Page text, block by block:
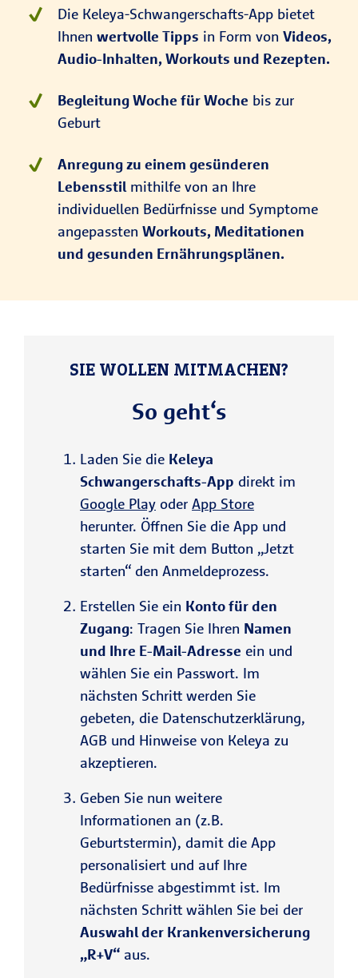
Die Keleya-Schwangerschafts-App bietet
Ihnen wertvolle Tipps in Form von Videos,
Audio-Inhalten, Workouts und Rezepten.
Begleitung Woche für Woche bis zur
Geburt
Anregung zu einem gesünderen
Lebensstilmithilfe von an Ihre
individuellen Bedürfnisse und Symptome
angepassten Workouts, Meditationen
und gesunden Ernährungsplänen.
SIE WOLLEN MITMACHEN?
So geht‘s
Laden Sie die Keleya
Schwangerschafts-App direkt im
Google Play oder App Store
herunter. Öffnen Sie die App und
starten Sie mit dem Button „Jetzt
starten“ den Anmeldeprozess.
Erstellen Sie ein Konto für den
Zugang: Tragen Sie Ihren Namen
und Ihre E-Mail-Adresse ein und
wählen Sie ein Passwort. Im
nächsten Schritt werden Sie
gebeten, die Datenschutzerklärung,
AGB und Hinweise von Keleya zu
akzeptieren.​
Geben Sie nun weitere
Informationen an (z.B.
Geburtstermin), damit die App
personalisiert und auf Ihre
Bedürfnisse abgestimmt ist. Im
nächsten Schritt wählen Sie bei der
Auswahl der Krankenversicherung
„R+V“ aus.